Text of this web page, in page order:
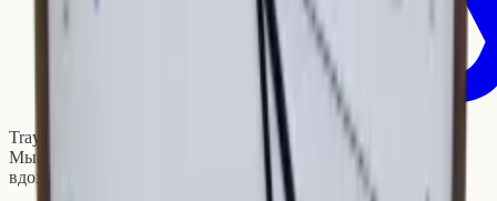
Tray — мультибрендовый интернет-магазин.
Мы объединяем предметы, которые делают быт уютнее и
вдохновляют на новые идеи.